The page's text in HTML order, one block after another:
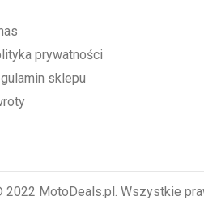
prywatności
sklepu
2022 MotoDeals.pl. Wszystkie